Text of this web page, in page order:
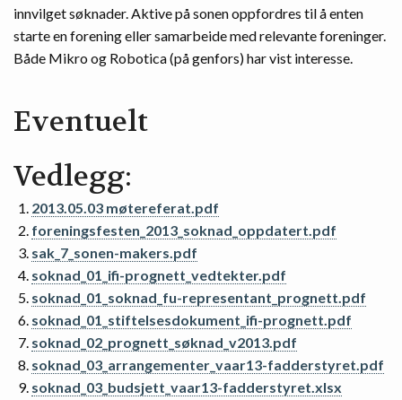
innvilget søknader. Aktive på sonen oppfordres til å enten
starte en forening eller samarbeide med relevante foreninger.
Både Mikro og Robotica (på genfors) har vist interesse.
Eventuelt
Vedlegg:
2013.05.03 møtereferat.pdf
foreningsfesten_2013_soknad_oppdatert.pdf
sak_7_sonen-makers.pdf
soknad_01_ifi-prognett_vedtekter.pdf
soknad_01_soknad_fu-representant_prognett.pdf
soknad_01_stiftelsesdokument_ifi-prognett.pdf
soknad_02_prognett_søknad_v2013.pdf
soknad_03_arrangementer_vaar13-fadderstyret.pdf
soknad_03_budsjett_vaar13-fadderstyret.xlsx